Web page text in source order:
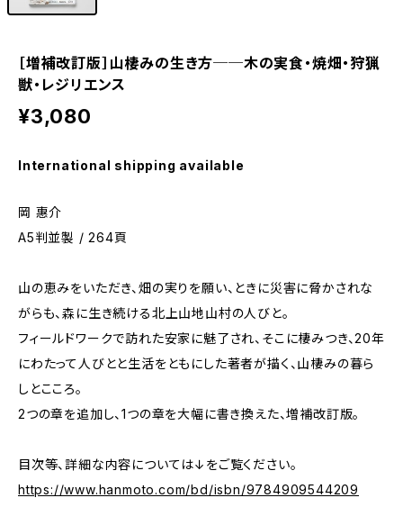
［増補改訂版］山棲みの生き方──木の実食・焼畑・狩猟
獣・レジリエンス
¥3,080
International shipping available
岡 惠介
A5判並製 / 264頁
山の恵みをいただき、畑の実りを願い、ときに災害に脅かされな
がらも、森に生き続ける北上山地山村の人びと。
フィールドワークで訪れた安家に魅了され、そこに棲みつき、20年
にわたって人びとと生活をともにした著者が描く、山棲みの暮ら
しとこころ。
2つの章を追加し、1つの章を大幅に書き換えた、増補改訂版。
目次等、詳細な内容については↓をご覧ください。
https://www.hanmoto.com/bd/isbn/9784909544209